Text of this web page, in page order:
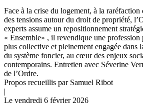
Face à la crise du logement, à la
des tensions autour du droit de propriété,
experts assume un repositionnement
« Ensemble» , il revendique une profession
plus collective et pleinement engagée dans
du système foncier, au cœur des enjeux
contemporains. Entretien avec Séverine
de l’Ordre.
Propos recueillis par Samuel Ribot
|
Le vendredi 6 février 2026